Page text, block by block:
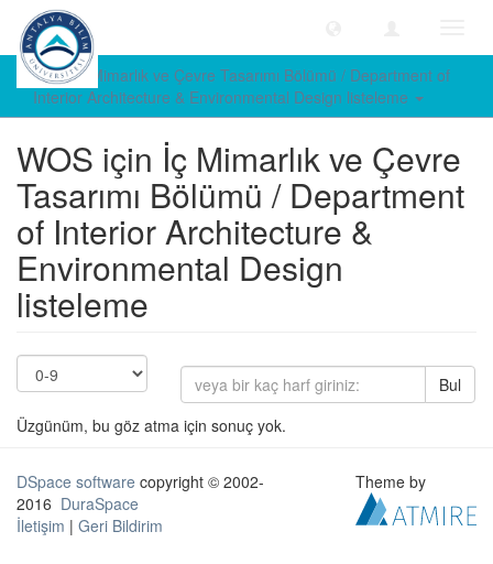
WOS İç Mimarlık ve Çevre Tasarımı Bölümü / Department of
Interior Architecture & Environmental Design listeleme
WOS için İç Mimarlık ve Çevre
Tasarımı Bölümü / Department
of Interior Architecture &
Environmental Design
listeleme
Bul
Üzgünüm, bu göz atma için sonuç yok.
DSpace software copyright © 2002-
2016 DuraSpace
İletişim | Geri Bildirim
Theme by